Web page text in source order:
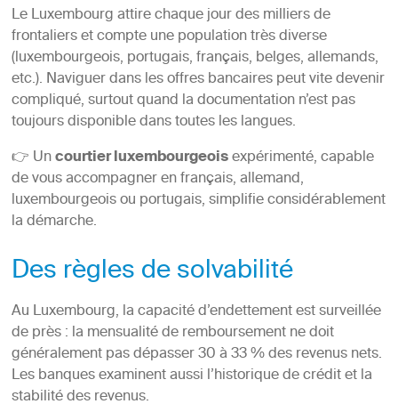
Le Luxembourg attire chaque jour des milliers de
frontaliers et compte une population très diverse
(luxembourgeois, portugais, français, belges, allemands,
etc.). Naviguer dans les offres bancaires peut vite devenir
compliqué, surtout quand la documentation n’est pas
toujours disponible dans toutes les langues.
👉 Uncourtier luxembourgeoisexpérimenté, capable
de vous accompagner en français, allemand,
luxembourgeois ou portugais, simplifie considérablement
la démarche.
Des règles de solvabilité
Au Luxembourg, la capacité d’endettement est surveillée
de près : la mensualité de remboursement ne doit
généralement pas dépasser 30 à 33 % des revenus nets.
Les banques examinent aussi l’historique de crédit et la
stabilité des revenus.